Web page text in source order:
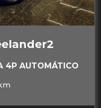
4P AUTOMÁTICO